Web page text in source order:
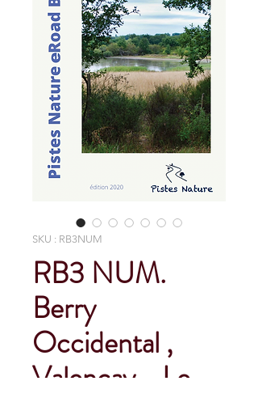
SKU : RB3NUM
RB3 NUM.
Berry
Occidental ,
Valençay - Le